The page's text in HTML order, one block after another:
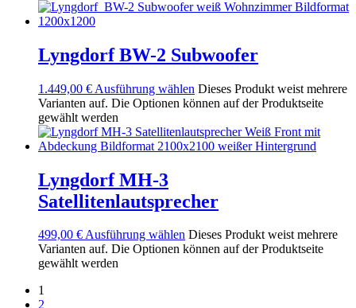
Lyngdorf BW-2 Subwoofer
1.449,00 € Ausführung wählen Dieses Produkt weist mehrere
Varianten auf. Die Optionen können auf der Produktseite
gewählt werden
Lyngdorf MH-3
Satellitenlautsprecher
499,00 €Ausführung wählen Dieses Produkt weist mehrere
Varianten auf. Die Optionen können auf der Produktseite
gewählt werden
1
2